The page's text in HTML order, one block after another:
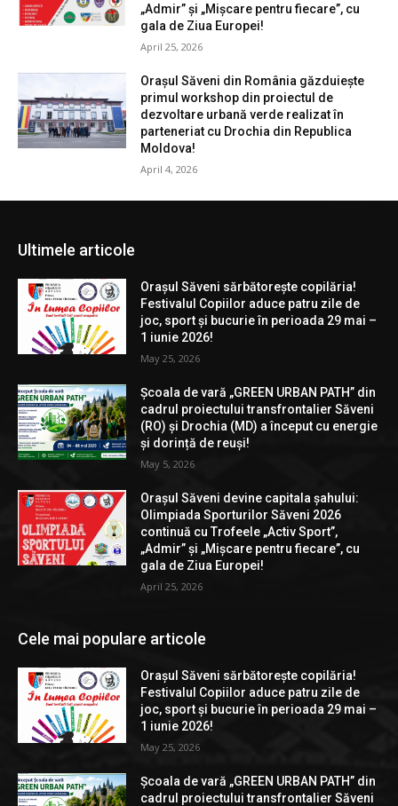
„Admir” și „Mișcare pentru fiecare”, cu
gala de Ziua Europei!
April 25, 2026
Orașul Săveni din România găzduiește
primul workshop din proiectul de
dezvoltare urbană verde realizat în
parteneriat cu Drochia din Republica
Moldova!
April 4, 2026
Ultimele articole
Orașul Săveni sărbătorește copilăria!
Festivalul Copiilor aduce patru zile de
joc, sport și bucurie în perioada 29 mai –
1 iunie 2026!
May 25, 2026
Școala de vară „GREEN URBAN PATH” din
cadrul proiectului transfrontalier Săveni
(RO) și Drochia (MD) a început cu energie
și dorință de reuși!
May 5, 2026
Orașul Săveni devine capitala șahului:
Olimpiada Sporturilor Săveni 2026
continuă cu Trofeele „Activ Sport”,
„Admir” și „Mișcare pentru fiecare”, cu
gala de Ziua Europei!
April 25, 2026
Cele mai populare articole
Orașul Săveni sărbătorește copilăria!
Festivalul Copiilor aduce patru zile de
joc, sport și bucurie în perioada 29 mai –
1 iunie 2026!
May 25, 2026
Școala de vară „GREEN URBAN PATH” din
cadrul proiectului transfrontalier Săveni